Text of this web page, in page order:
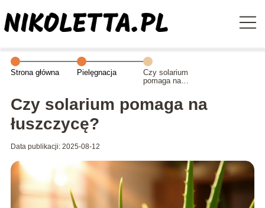
Strona główna Pielęgnacja
Czy solarium
pomaga na
Czy solarium pomaga na
łuszczycę?
Data publikacji: 2025-08-12